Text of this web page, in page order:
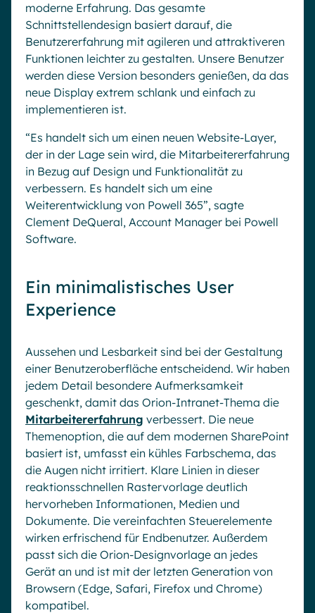
moderne Erfahrung. Das gesamte
Schnittstellendesign basiert darauf, die
Benutzererfahrung mit agileren und attraktiveren
Funktionen leichter zu gestalten. Unsere Benutzer
werden diese Version besonders genießen, da das
neue Display extrem schlank und einfach zu
implementieren ist.
“Es handelt sich um einen neuen Website-Layer,
der in der Lage sein wird, die Mitarbeitererfahrung
in Bezug auf Design und Funktionalität zu
verbessern. Es handelt sich um eine
Weiterentwicklung von Powell 365”, sagte
Clement DeQueral, Account Manager bei Powell
Software.
Ein minimalistisches User
Experience
Aussehen und Lesbarkeit sind bei der Gestaltung
einer Benutzeroberfläche entscheidend. Wir haben
jedem Detail besondere Aufmerksamkeit
geschenkt, damit das Orion-Intranet-Thema die
Mitarbeitererfahrung verbessert. Die neue
Themenoption, die auf dem modernen SharePoint
basiert ist, umfasst ein kühles Farbschema, das
die Augen nicht irritiert. Klare Linien in dieser
reaktionsschnellen Rastervorlage deutlich
hervorheben Informationen, Medien und
Dokumente. Die vereinfachten Steuerelemente
wirken erfrischend für Endbenutzer. Außerdem
passt sich die Orion-Designvorlage an jedes
Gerät an und ist mit der letzten Generation von
Browsern (Edge, Safari, Firefox und Chrome)
kompatibel.